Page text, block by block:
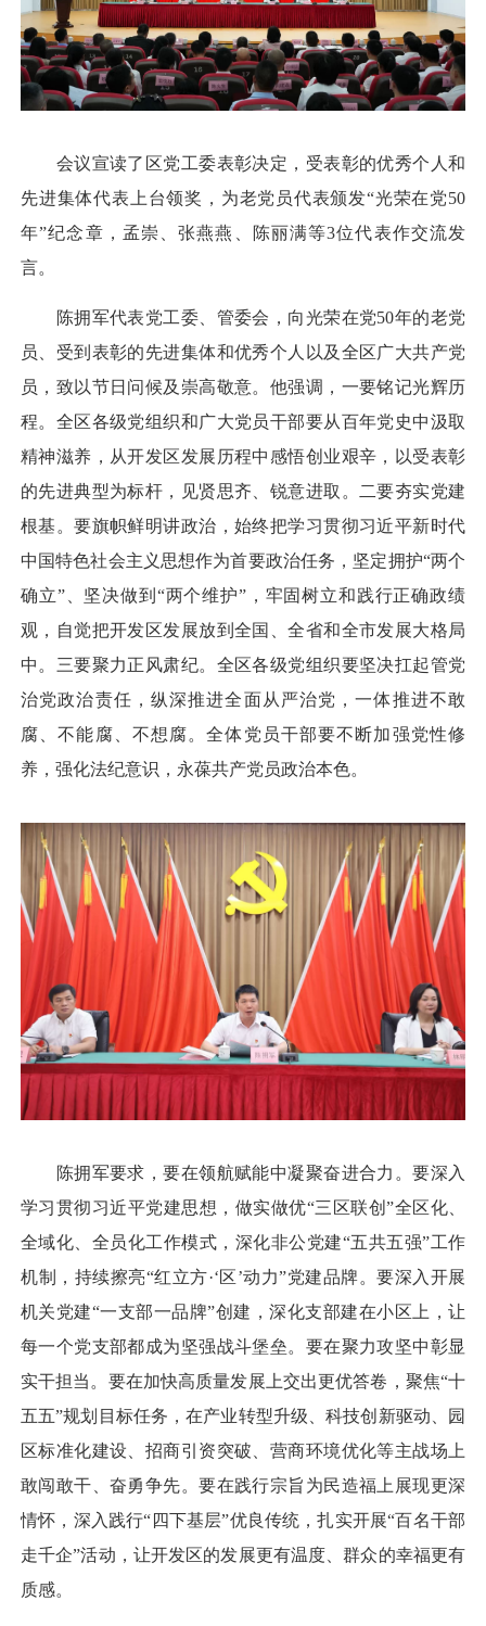
会议宣读了区党工委表彰决定，受表彰的优秀个人和
先进集体代表上台领奖，为老党员代表颁发“光荣在党50
年”纪念章，孟崇、张燕燕、陈丽满等3位代表作交流发
言。
陈拥军代表党工委、管委会，向光荣在党50年的老党
员、受到表彰的先进集体和优秀个人以及全区广大共产党
员，致以节日问候及崇高敬意。他强调，一要铭记光辉历
程。全区各级党组织和广大党员干部要从百年党史中汲取
精神滋养，从开发区发展历程中感悟创业艰辛，以受表彰
的先进典型为标杆，见贤思齐、锐意进取。二要夯实党建
根基。要旗帜鲜明讲政治，始终把学习贯彻习近平新时代
中国特色社会主义思想作为首要政治任务，坚定拥护“两个
确立”、坚决做到“两个维护”，牢固树立和践行正确政绩
观，自觉把开发区发展放到全国、全省和全市发展大格局
中。三要聚力正风肃纪。全区各级党组织要坚决扛起管党
治党政治责任，纵深推进全面从严治党，一体推进不敢
腐、不能腐、不想腐。全体党员干部要不断加强党性修
养，强化法纪意识，永葆共产党员政治本色。
陈拥军要求，要在领航赋能中凝聚奋进合力。要深入
学习贯彻习近平党建思想，做实做优“三区联创”全区化、
全域化、全员化工作模式，深化非公党建“五共五强”工作
机制，持续擦亮“红立方·‘区’动力”党建品牌。要深入开展
机关党建“一支部一品牌”创建，深化支部建在小区上，让
每一个党支部都成为坚强战斗堡垒。要在聚力攻坚中彰显
实干担当。要在加快高质量发展上交出更优答卷，聚焦“十
五五”规划目标任务，在产业转型升级、科技创新驱动、园
区标准化建设、招商引资突破、营商环境优化等主战场上
敢闯敢干、奋勇争先。要在践行宗旨为民造福上展现更深
情怀，深入践行“四下基层”优良传统，扎实开展“百名干部
走千企”活动，让开发区的发展更有温度、群众的幸福更有
质感。